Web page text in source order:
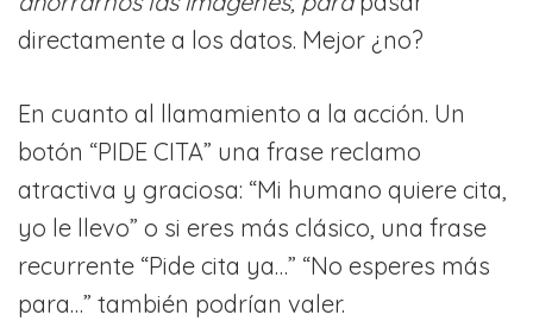
directamente a los datos. Mejor ¿no?
En cuanto al llamamiento a la acción. Un
botón “PIDE CITA” una frase reclamo
atractiva y graciosa: “Mi humano quiere cita,
yo le llevo” o si eres más clásico, una frase
recurrente “Pide cita ya…” “No esperes más
para…” también podrían valer.